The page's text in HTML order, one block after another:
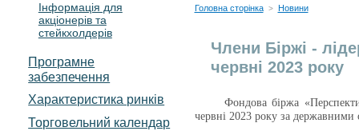
4 серпня 2026 р.
Інформація для
акціонерів та
стейкхолдерів
Програмне
забезпечення
Характеристика pинків
Торговельний календар
Головна сторінка > Новини
Члени Біржі -
червні 2023 року
Фондова біржа
червні 2023 року за державними